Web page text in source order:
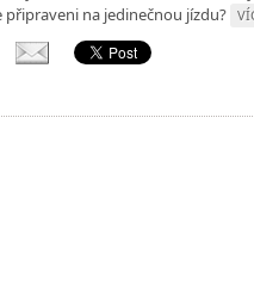
na jedinečnou jízdu?